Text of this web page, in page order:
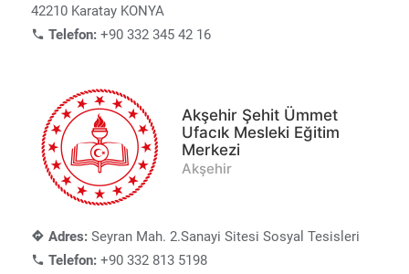
42210 Karatay KONYA
Telefon: +90 332 345 42 16
Akşehir Şehit Ümmet
Ufacık Mesleki Eğitim
Merkezi
Akşehir
Adres: Seyran Mah. 2.Sanayi Sitesi Sosyal Tesisleri
Telefon: +90 332 813 5198